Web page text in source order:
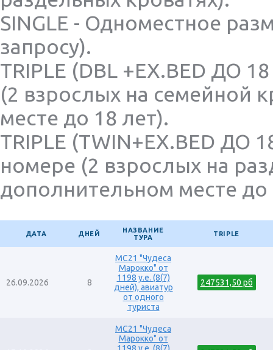
Аргентина. Бразилия.Мексика. Куба. Панама
Армения. Азербайджан. От одного туриста
Греция, от одного туриста
Кипр. Экскурсионные туры, от одного туриста
Киргизия. Казахстан. Узбекистан
ОАЭ. Катар. Бахрейн. От одного туриста
Португалия, о. Мадейра, от одного туриста
Турция, от одного туриста
Австрия. Швейцария, от одного туриста
Испания от одного туриста
Париж и европейские страны
Африка. Кения
Беларусь
Россия. Нижний Новгород
Россия. Санкт-Петербург, Псков, Смоленск
SINGLE - Одноместное
запросу).
TRIPLE (DBL +EX.BED ДО
(2 взрослых на семейной
месте до 18 лет).
TRIPLE (TWIN+EX.BED ДО
номере (2 взрослых на
дополнительном месте до
ДАТА ДНЕЙ
НАЗВАНИЕ
ТУРА
TRIPLE
26.09.2026 8
MC21 "Чудеса
Марокко" от
1198 у.е. (8(7)
дней), авиатур
от одного
туриста
247531,50 рб
MC21 "Чудеса
Марокко" от